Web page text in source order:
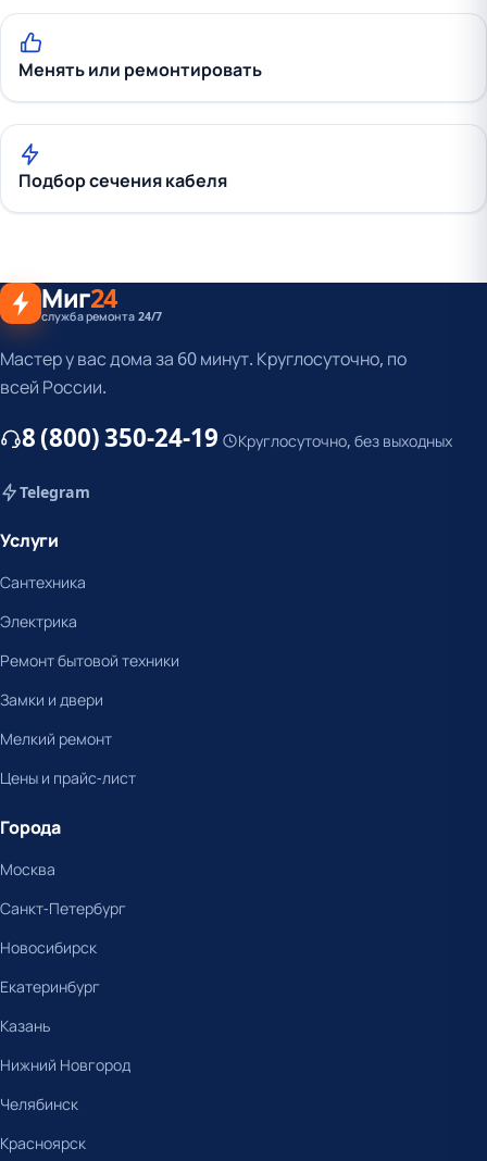
Менять или ремонтировать
Подбор сечения кабеля
Миг24
служба ремонта 24/7
Мастер у вас дома за 60 минут. Круглосуточно, по
всей России.
8 (800) 350-24-19 Круглосуточно, без выходных
Telegram
Услуги
Сантехника
Электрика
Ремонт бытовой техники
Замки и двери
Мелкий ремонт
Цены и прайс-лист
Города
Москва
Санкт-Петербург
Новосибирск
Екатеринбург
Казань
Нижний Новгород
Челябинск
Красноярск